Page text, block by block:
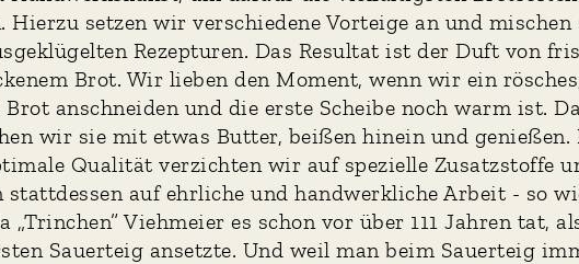
Hierzu setzen wir verschiedene Vorteige an und mischen
Rezepturen. Das Resultat ist der Duft von
Brot. Wir lieben den Moment, wenn wir ein
anschneiden und die erste Scheibe noch warm ist.
wir sie mit etwas Butter, beißen hinein und genießen.
Qualität verzichten wir auf spezielle Zusatzstoffe
stattdessen auf ehrliche und handwerkliche Arbeit - so
„Trinchen” Viehmeier es schon vor über 111 Jahren tat,
Sauerteig ansetzte. Und weil man beim Sauerteig